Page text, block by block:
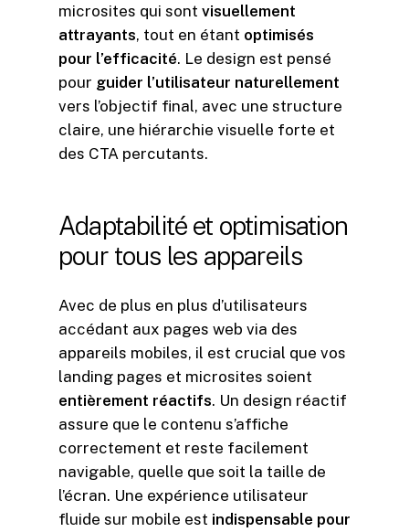
microsites qui sont visuellement
attrayants, tout en étant optimisés
pour l’efficacité. Le design est pensé
pour guider l’utilisateur naturellement
vers l’objectif final, avec une structure
claire, une hiérarchie visuelle forte et
des CTA percutants.
Adaptabilité et optimisation
pour tous les appareils
Avec de plus en plus d’utilisateurs
accédant aux pages web via des
appareils mobiles, il est crucial que vos
landing pages et microsites soient
entièrement réactifs. Un design réactif
assure que le contenu s’affiche
correctement et reste facilement
navigable, quelle que soit la taille de
l’écran. Une expérience utilisateur
fluide sur mobile est indispensable pour